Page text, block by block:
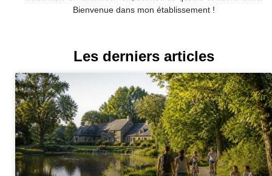
Bienvenue dans mon établissement !
Les derniers articles